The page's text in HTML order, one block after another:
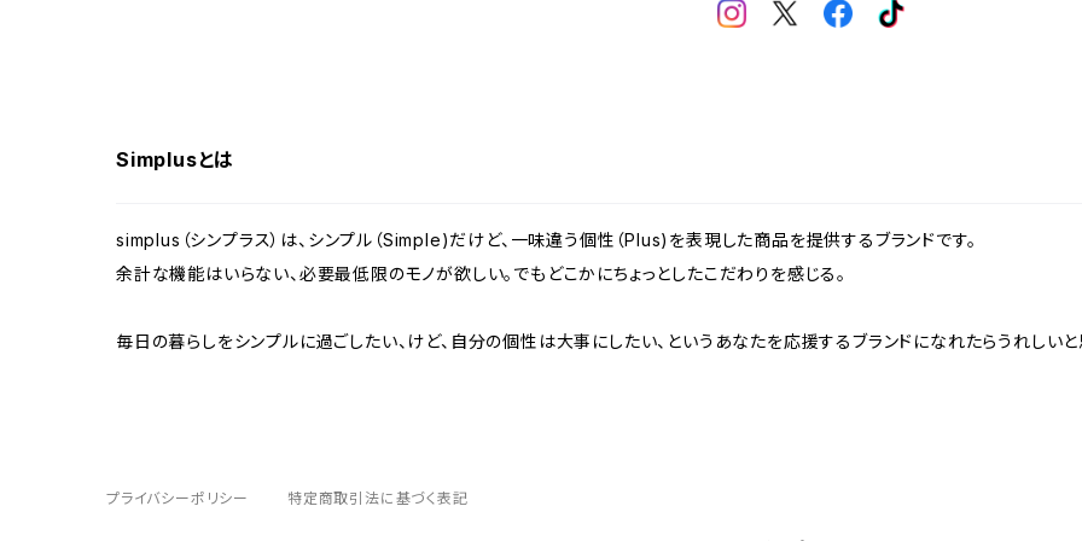
ラミネーター
モニター
Simplusとは
simplus（シンプラス）は、シンプル（Simple)だけど、一味違う個性（Plus)を表現した商品を提供するブランドです。
余計な機能はいらない、必要最低限のモノが欲しい。でもどこかにちょっとしたこだわりを感じる。
毎日の暮らしをシンプルに過ごしたい、けど、自分の個性は大事にしたい、というあなたを応援するブランドになれたらうれしいと
プライバシーポリシー 特定商取引法に基づく表記